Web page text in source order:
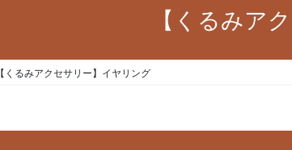
【くるみア
【くるみアクセサリー】イヤリング